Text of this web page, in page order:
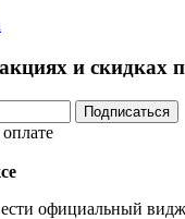
и скидках
Подписаться
официальный